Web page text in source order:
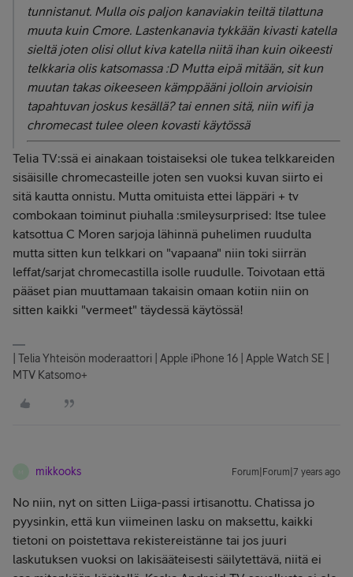
tunnistanut. Mulla ois paljon kanaviakin teiltä tilattuna
muuta kuin Cmore. Lastenkanavia tykkään kivasti katella
sieltä joten olisi ollut kiva katella niitä ihan kuin oikeesti
telkkaria olis katsomassa :D Mutta eipä mitään, sit kun
muutan takas oikeeseen kämppääni jolloin arvioisin
tapahtuvan joskus kesällä? tai ennen sitä, niin wifi ja
chromecast tulee oleen kovasti käytössä
Telia TV:ssä ei ainakaan toistaiseksi ole tukea telkkareiden
sisäisille chromecasteille joten sen vuoksi kuvan siirto ei
sitä kautta onnistu. Mutta omituista ettei läppäri + tv
combokaan toiminut piuhalla :smileysurprised: Itse tulee
katsottua C Moren sarjoja lähinnä puhelimen ruudulta
mutta sitten kun telkkari on "vapaana" niin toki siirrän
leffat/sarjat chromecastilla isolle ruudulle. Toivotaan että
pääset pian muuttamaan takaisin omaan kotiin niin on
sitten kaikki "vermeet" täydessä käytössä!
| Telia Yhteisön moderaattori | Apple iPhone 16 | Apple Watch SE |
MTV Katsomo+
mikkooks Forum|Forum|7 years ago
No niin, nyt on sitten Liiga-passi irtisanottu. Chatissa jo
pyysinkin, että kun viimeinen lasku on maksettu, kaikki
tietoni on poistettava rekistereistänne tai jos juuri
laskutuksen vuoksi on lakisääteisesti säilytettävä, niitä ei